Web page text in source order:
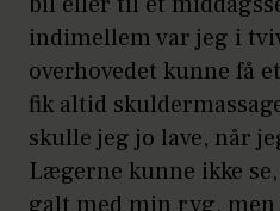
indimellem var jeg i
overhovedet kunne få
fik altid
skulle jeg jo lave, når
Lægerne kunne ikke
galt med min ryg, men